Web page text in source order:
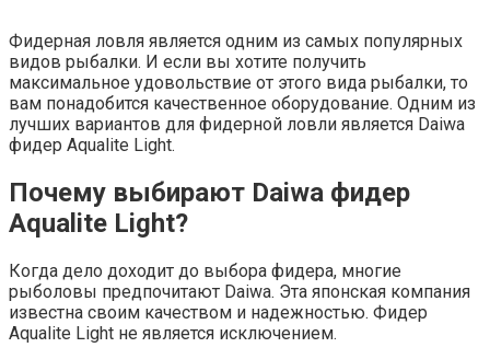
Фидерная ловля является одним из самых популярных
видов рыбалки. И если вы хотите получить
максимальное удовольствие от этого вида рыбалки, то
вам понадобится качественное оборудование. Одним из
лучших вариантов для фидерной ловли является Daiwa
фидер Aqualite Light.
Почему выбирают Daiwa фидер
Aqualite Light?
Когда дело доходит до выбора фидера, многие
рыболовы предпочитают Daiwa. Эта японская компания
известна своим качеством и надежностью. Фидер
Aqualite Light не является исключением.